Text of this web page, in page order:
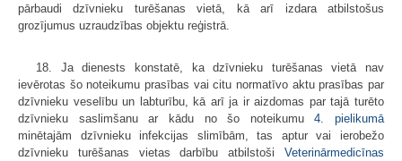
pārbaudi dzīvnieku turēšanas vietā, kā arī izdara atbilstošus
grozījumus uzraudzības objektu reģistrā.
18. Ja dienests konstatē, ka dzīvnieku turēšanas vietā nav
ievērotas šo noteikumu prasības vai citu normatīvo aktu prasības par
dzīvnieku veselību un labturību, kā arī ja ir aizdomas par tajā turēto
dzīvnieku saslimšanu ar kādu no šo noteikumu4. pielikumā
minētajām dzīvnieku infekcijas slimībām, tas aptur vai ierobežo
dzīvnieku turēšanas vietas darbību atbilstoši Veterinārmedicīnas